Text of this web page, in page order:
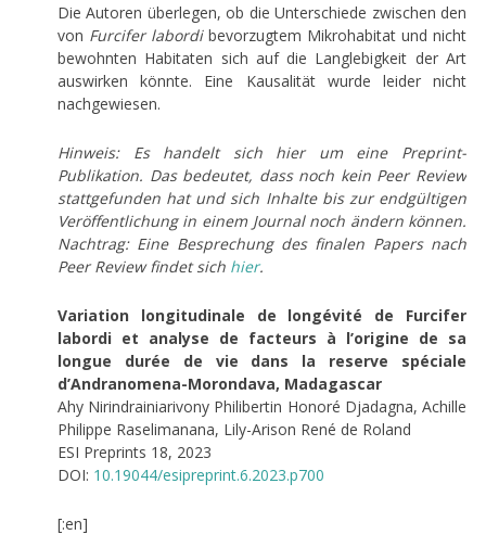
Die Autoren überlegen, ob die Unterschiede zwischen den
von Furcifer labordibevorzugtem Mikrohabitat und nicht
bewohnten Habitaten sich auf die Langlebigkeit der Art
auswirken könnte. Eine Kausalität wurde leider nicht
nachgewiesen.
Hinweis: Es handelt sich hier um eine Preprint-
Publikation. Das bedeutet, dass noch kein Peer Review
stattgefunden hat und sich Inhalte bis zur endgültigen
Veröffentlichung in einem Journal noch ändern können.
Nachtrag: Eine Besprechung des finalen Papers nach
Peer Review findet sich hier.
Variation longitudinale de longévité de Furcifer
labordi et analyse de facteurs à l’origine de sa
longue durée de vie dans la reserve spéciale
d’Andranomena-Morondava, Madagascar
Ahy Nirindrainiarivony Philibertin Honoré Djadagna, Achille
Philippe Raselimanana, Lily-Arison René de Roland
ESI Preprints 18, 2023
DOI: 10.19044/esipreprint.6.2023.p700
[:en]